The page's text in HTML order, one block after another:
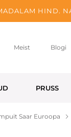
HIND.
Meist Blogi
PRUSS
Saar Euroopa